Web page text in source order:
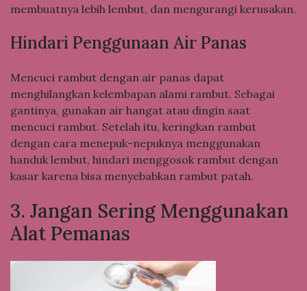
membuatnya lebih lembut, dan mengurangi kerusakan.
Hindari Penggunaan Air Panas
Mencuci rambut dengan air panas dapat
menghilangkan kelembapan alami rambut. Sebagai
gantinya, gunakan air hangat atau dingin saat
mencuci rambut. Setelah itu, keringkan rambut
dengan cara menepuk-nepuknya menggunakan
handuk lembut, hindari menggosok rambut dengan
kasar karena bisa menyebabkan rambut patah.
3. Jangan Sering Menggunakan
Alat Pemanas